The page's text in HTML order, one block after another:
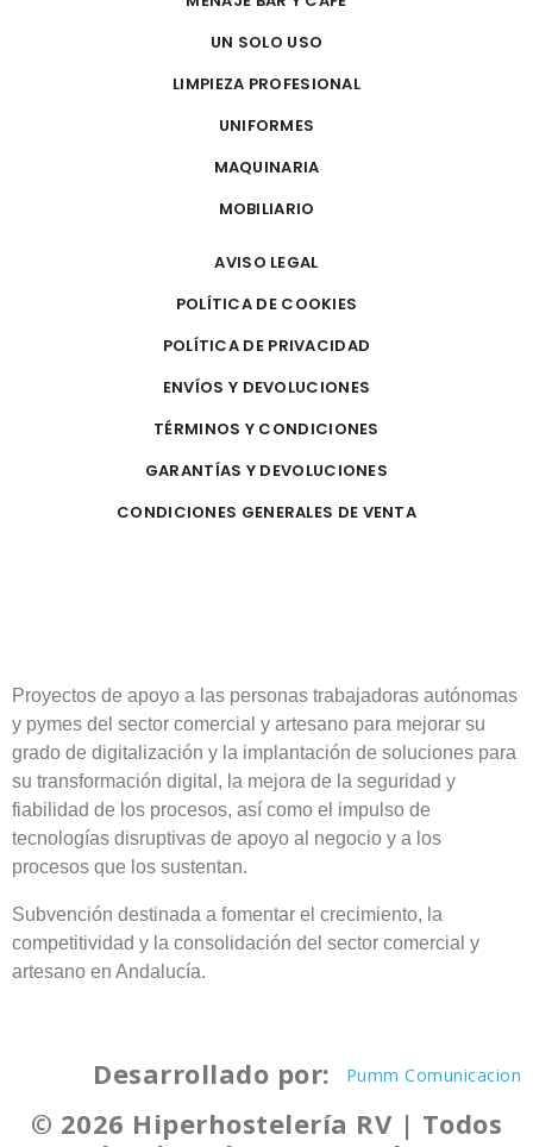
UN SOLO USO
LIMPIEZA PROFESIONAL
UNIFORMES
MAQUINARIA
MOBILIARIO
AVISO LEGAL
POLÍTICA DE COOKIES
POLÍTICA DE PRIVACIDAD
ENVÍOS Y DEVOLUCIONES
TÉRMINOS Y CONDICIONES
GARANTÍAS Y DEVOLUCIONES
CONDICIONES GENERALES DE VENTA
Proyectos de apoyo a las personas trabajadoras autónomas
y pymes del sector comercial y artesano para mejorar su
grado de digitalización y la implantación de soluciones para
su transformación digital, la mejora de la seguridad y
fiabilidad de los procesos, así como el impulso de
tecnologías disruptivas de apoyo al negocio y a los
procesos que los sustentan.
Subvención destinada a fomentar el crecimiento, la
competitividad y la consolidación del sector comercial y
artesano en Andalucía.
Desarrollado por: Pumm Comunicacion
© 2026 Hiperhostelería RV | Todos